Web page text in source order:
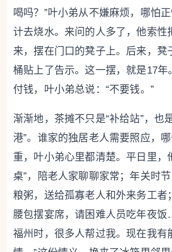
喝吗？”叶小弟从不嫌麻烦，哪怕
计去烧水。来问的人多了，他索性
来，摆在门口的凳子上。后来，凳
桶贴上了告示。这一摆，就是17年
付钱，叶小弟总说：“不要钱。”
渐渐地，茶摊不只是“补给站”，也
港”。谁家的独居老人需要照应，
重，叶小弟心里都清楚。平日里，
桌”，陪老人家聊聊家常；年关时
粮粥，送给孤寡老人和外来务工者
腰包摆宴席，请困难人员吃年夜
福州时，很多人帮过我。现在我有